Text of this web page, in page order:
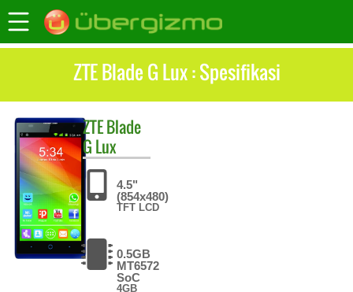
ZTE Blade G Lux : Spesifikasi
ZTEBlade
G Lux
4.5"
(854x480)
TFT LCD
0.5GB
MT6572
SoC
4GB